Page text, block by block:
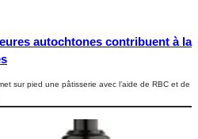
autochtones contribuent à la
sur pied une pâtisserie avec l’aide de RBC et de